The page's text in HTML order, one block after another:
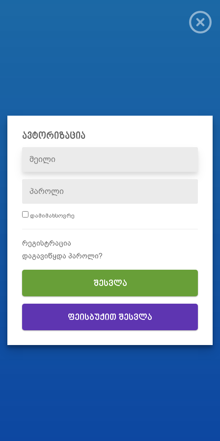
ავტორიზაცია
დამიმახსოვრე
რეგისტრაცია
დაგავიწყდა პაროლი?